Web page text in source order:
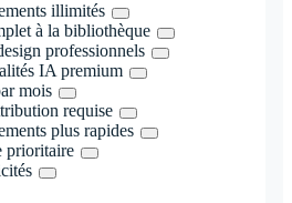
illimités
à la bibliothèque
professionnels
IA premium
mois
requise
plus rapides
prioritaire